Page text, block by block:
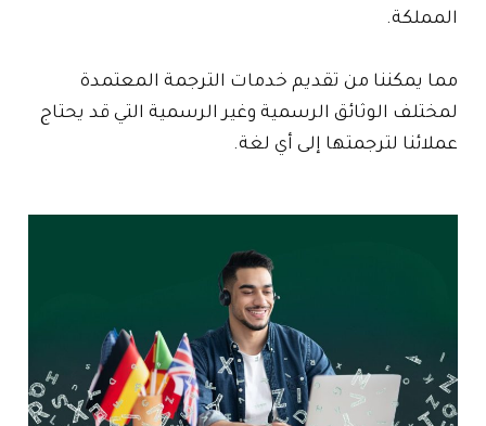
المملكة.
مما يمكننا من تقديم خدمات الترجمة المعتمدة
لمختلف الوثائق الرسمية وغير الرسمية التي قد يحتاج
عملائنا لترجمتها إلى أي لغة.